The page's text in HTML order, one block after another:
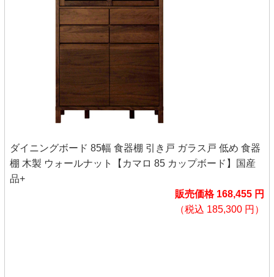
ダイニングボード 85幅 食器棚 引き戸 ガラス戸 低め 食器
棚 木製 ウォールナット【カマロ 85 カップボード】国産
品+
販売価格 168,455 円
（税込 185,300 円）